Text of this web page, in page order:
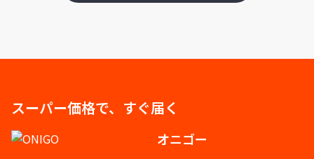
スーパー価格で、すぐ届く
オニゴー